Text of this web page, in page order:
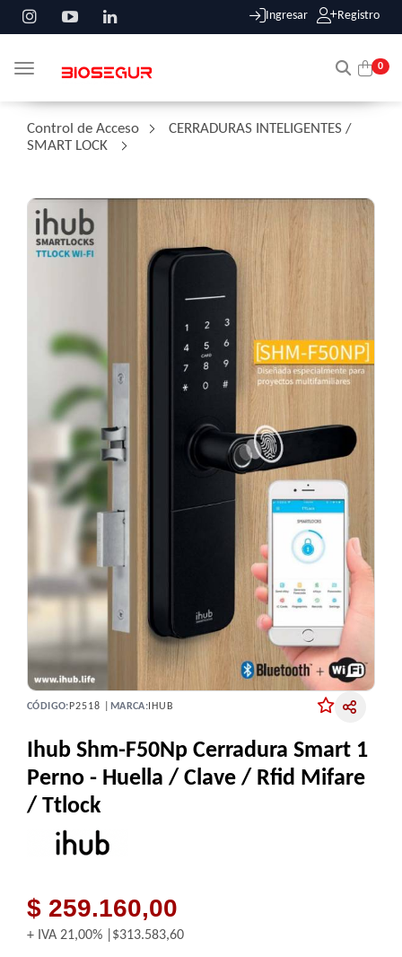
Ingresar Registro
0
Toggle navigation
Control de Acceso
CERRADURAS INTELIGENTES /
SMART LOCK
CÓDIGO:P2518 | MARCA:IHUB
Ihub Shm-F50Np Cerradura Smart 1
Perno - Huella / Clave / Rfid Mifare
/ Ttlock
$ 259.160,00
+ IVA 21,00% $313.583,60